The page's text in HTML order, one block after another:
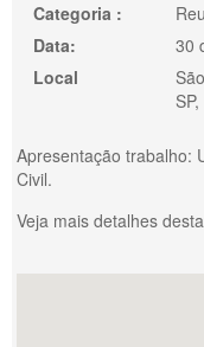
Categoria :
Data:
30
Local
Apresentação trabalho:
Civil.
Veja mais detalhes
Lives Realizadas
Personalidades em
Coleção Livre-Pensar
Acervo
Imprensa
Trabalhos